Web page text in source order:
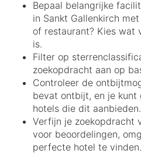
Bepaal belangrijke
in Sankt Gallenkirch
of restaurant? Kies wat
is.
Filter op
zoekopdracht aan op
Controleer de
bevat ontbijt, en je kunt
hotels die dit aanbieden.
Verfijn je zoekopdracht
voor beoordelingen,
perfecte hotel te vinden.